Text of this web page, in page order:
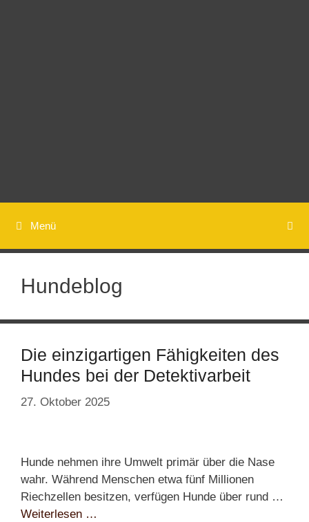
Menü
Hundeblog
Die einzigartigen Fähigkeiten des
Hundes bei der Detektivarbeit
27. Oktober 2025
Hunde nehmen ihre Umwelt primär über die Nase
wahr. Während Menschen etwa fünf Millionen
Riechzellen besitzen, verfügen Hunde über rund …
Weiterlesen …